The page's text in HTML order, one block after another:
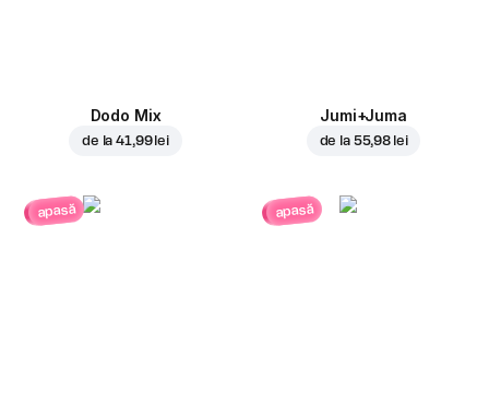
Dodo Mix
de la41,99 lei
Jumi+Juma
de la 55,98 lei
apasă apasă